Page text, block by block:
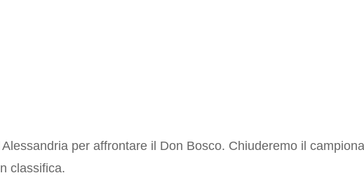
per affrontare il Don Bosco. Chiuderemo il
classifica.